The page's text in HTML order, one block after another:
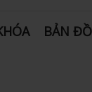
BẢN ĐỒ